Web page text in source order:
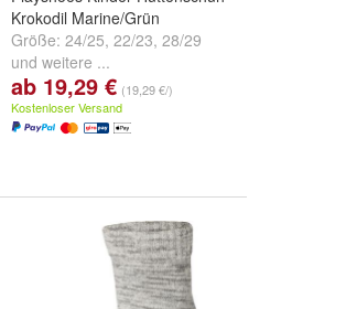
Krokodil Marine/Grün
Größe: 24/25, 22/23, 28/29
und weitere ...
ab 19,29 € (19,29 €/)
Kostenloser Versand